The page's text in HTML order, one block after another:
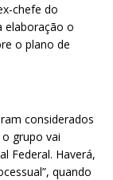
chefe do
elaboração o
o plano de
considerados
grupo vai
Federal. Haverá,
quando